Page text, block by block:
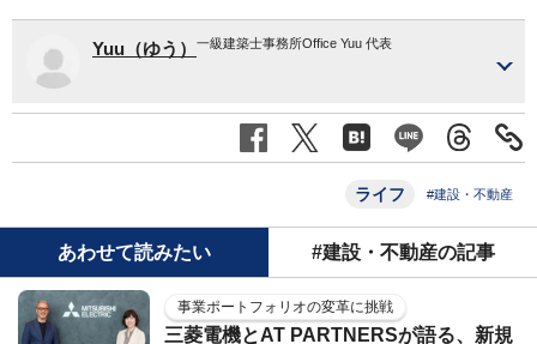
Yuu（ゆう） 一級建築士事務所Office Yuu 代表
ライフ #建設・不動産
あわせて読みたい #建設・不動産の記事
事業ポートフォリオの変革に挑戦
三菱電機とAT PARTNERSが語る、新規